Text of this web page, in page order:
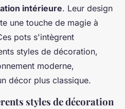
intérieure. Leur design
une touche de magie à
pots s'intègrent
styles de décoration,
moderne,
décor plus classique.
styles de décoration